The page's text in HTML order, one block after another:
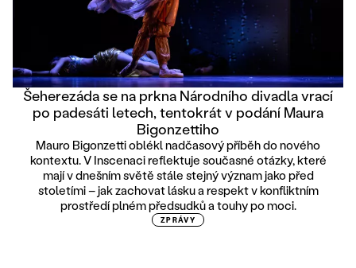
Šeherezáda se na prkna Národního divadla vrací
po padesáti letech, tentokrát v podání Maura
Bigonzettiho
Mauro Bigonzetti oblékl nadčasový příběh do nového
kontextu. V Inscenaci reflektuje současné otázky, které
mají v dnešním světě stále stejný význam jako před
stoletími – jak zachovat lásku a respekt v konfliktním
prostředí plném předsudků a touhy po moci.
ZPRÁVY